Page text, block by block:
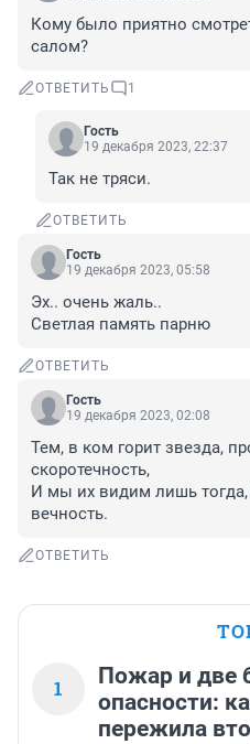
Кому было приятно
салом?
ОТВЕТИТЬ 1
Гость
19 декабря 2023, 22:37
Так не тряси.
ОТВЕТИТЬ
Гость
19 декабря 2023, 05:58
Эх.. очень жаль..
Светлая память парню
ОТВЕТИТЬ
Гость
19 декабря 2023, 02:08
Тем, в ком горит звезда,
скоротечность,
И мы их видим лишь тогда,
вечность.
ОТВЕТИТЬ
1
Пожар и две
опасности:
пережила